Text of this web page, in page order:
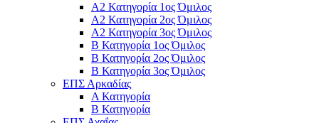
Α2 Κατηγορία 1ος Όμιλος
Α2 Κατηγορία 2ος Όμιλος
Α2 Κατηγορία 3ος Όμιλος
Β Κατηγορία 1ος Όμιλος
Β Κατηγορία 2ος Όμιλος
Β Κατηγορία 3ος Όμιλος
ΕΠΣ Αρκαδίας
Α Κατηγορία
Β Κατηγορία